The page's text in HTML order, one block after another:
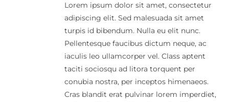
Lorem ipsum dolor sit amet, consectetur
adipiscing elit. Sed malesuada sit amet
turpis id bibendum. Nulla eu elit nunc.
Pellentesque faucibus dictum neque, ac
iaculis leo ullamcorper vel. Class aptent
taciti sociosqu ad litora torquent per
conubia nostra, per inceptos himenaeos.
Cras blandit erat pulvinar lorem imperdiet,